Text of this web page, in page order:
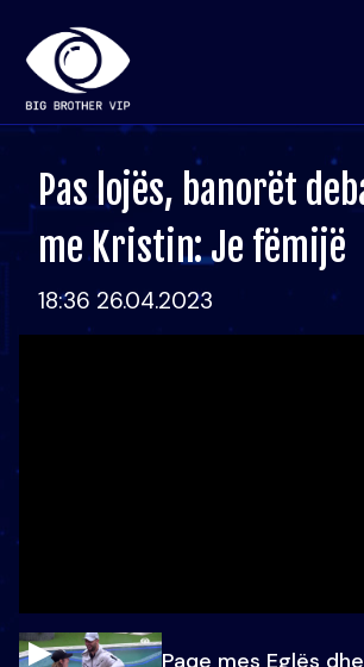
Pas lojës, banorët
me Kristin: Je fëmijë
18:36 26.04.2023
Paqe mes Eglës